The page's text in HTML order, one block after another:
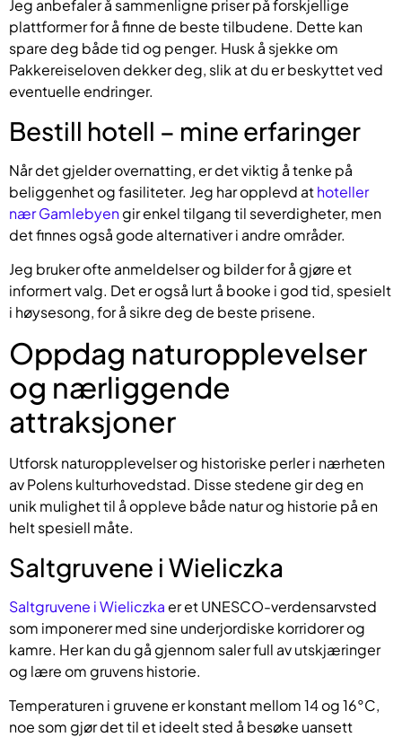
Jeg anbefaler å sammenligne priser på forskjellige
plattformer for å finne de beste tilbudene. Dette kan
spare deg både tid og penger. Husk å sjekke om
Pakkereiseloven dekker deg, slik at du er beskyttet ved
eventuelle endringer.
Bestill hotell – mine erfaringer
Når det gjelder overnatting, er det viktig å tenke på
beliggenhet og fasiliteter. Jeg har opplevd athoteller
nær Gamlebyengir enkel tilgang til severdigheter, men
det finnes også gode alternativer i andre områder.
Jeg bruker ofte anmeldelser og bilder for å gjøre et
informert valg. Det er også lurt å booke i god tid, spesielt
i høysesong, for å sikre deg de beste prisene.
Oppdag naturopplevelser
og nærliggende
attraksjoner
Utforsk naturopplevelser og historiske perler i nærheten
av Polens kulturhovedstad. Disse stedene gir deg en
unik mulighet til å oppleve både natur og historie på en
helt spesiell måte.
Saltgruvene i Wieliczka
Saltgruvene i Wieliczkaer et UNESCO-verdensarvsted
som imponerer med sine underjordiske korridorer og
kamre. Her kan du gå gjennom saler full av utskjæringer
og lære om gruvens historie.
Temperaturen i gruvene er konstant mellom 14 og 16°C,
noe som gjør det til et ideelt sted å besøke uansett